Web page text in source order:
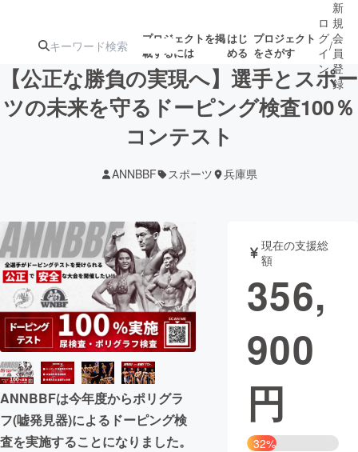
プロジェクトを掲
載するには
はじ
める
プロジェクト
をさがす
注目の新着プロ 募集終了が近いプ
テクノロジー・ガジェット
映像・映画 書籍・雑誌
ビジネス・起業 チャレンジ
まちづくり・地域活性化
CAMPFIRE for Social Good
CAMPFIRE Creation
ロ
グ
イ
ン
/
新
規
会
員
登
録
【公正な勝負の実現へ】選手とスポー
ツの未来を守るドーピング検査100％
コンテスト
ANNBBF スポーツ 兵庫県
ANNBBFは今年度からポリグラ
フ(嘘発見器)によるドーピング検
査を実施することになりました。
現在の支援総
額
356,
900
円
32%